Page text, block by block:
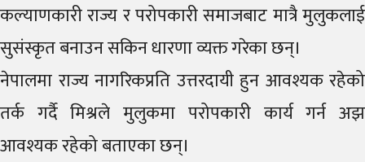
कल्याणकारी राज्य र परोपकारी समाजबाट मात्रै मुलुकलाई
सुसंस्कृत बनाउन सकिन धारणा व्यक्त गरेका छन्।
नेपालमा राज्य नागरिकप्रति उत्तरदायी हुन आवश्यक रहेको
तर्क गर्दै मिश्रले मुलुकमा परोपकारी कार्य गर्न अझ
आवश्यक रहेको बताएका छन्।